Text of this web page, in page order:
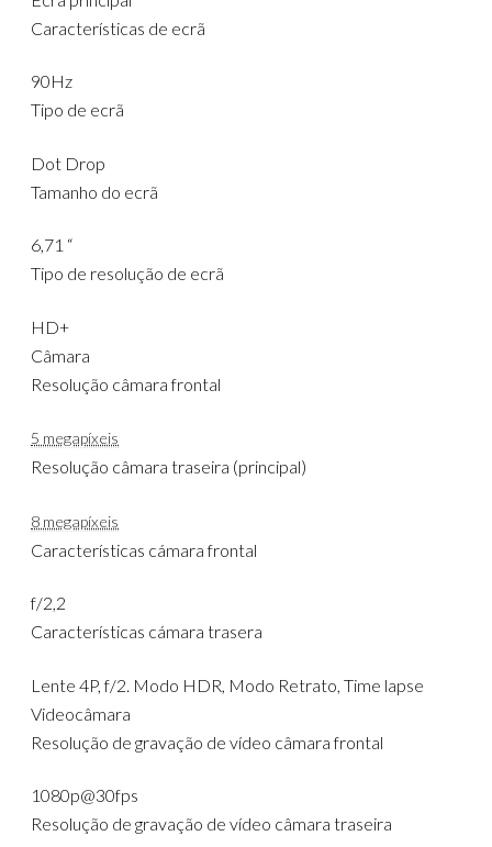
Características de ecrã
90Hz
Tipo de ecrã
Dot Drop
Tamanho do ecrã
6,71 “
Tipo de resolução de ecrã
HD+
Câmara
Resolução câmara frontal
5 megapíxeis
Resolução câmara traseira (principal)
8 megapíxeis
Características cámara frontal
f/2,2
Características cámara trasera
Lente 4P, f/2. Modo HDR, Modo Retrato, Time lapse
Videocâmara
Resolução de gravação de vídeo câmara frontal
1080p@30fps
Resolução de gravação de vídeo câmara traseira